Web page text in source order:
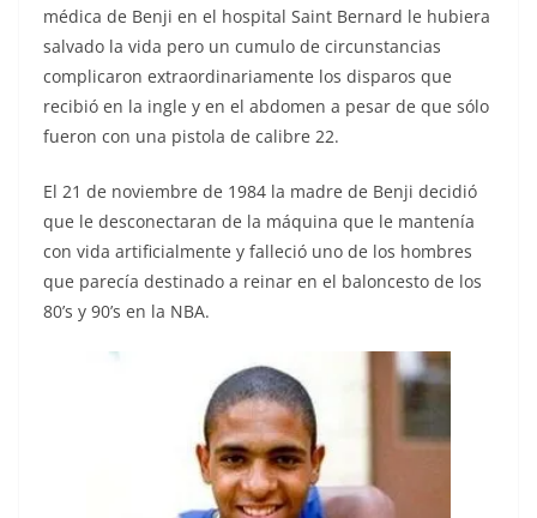
médica de Benji en el hospital Saint Bernard le hubiera
salvado la vida pero un cumulo de circunstancias
complicaron extraordinariamente los disparos que
recibió en la ingle y en el abdomen a pesar de que sólo
fueron con una pistola de calibre 22.
El 21 de noviembre de 1984 la madre de Benji decidió
que le desconectaran de la máquina que le mantenía
con vida artificialmente y falleció uno de los hombres
que parecía destinado a reinar en el baloncesto de los
80’s y 90’s en la NBA.